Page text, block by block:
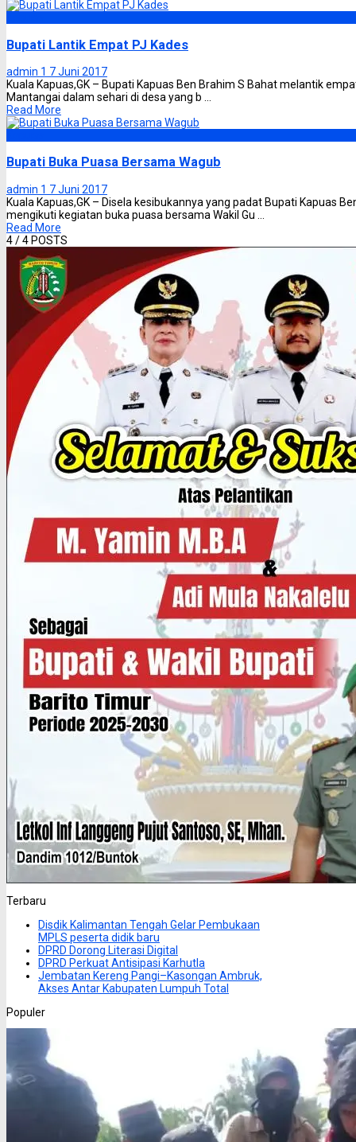
Bupati Lantik Empat PJ Kades
admin 1 7 Juni 2017
Kuala Kapuas,GK – Bupati Kapuas Ben Brahim S Bahat melantik
Mantangai dalam sehari di desa yang b ...
Read More
Bupati Buka Puasa Bersama Wagub
admin 1 7 Juni 2017
Kuala Kapuas,GK – Disela kesibukannya yang padat Bupati Kapuas
mengikuti kegiatan buka puasa bersama Wakil Gu ...
Read More
4/ 4 POSTS
Terbaru
Disdik Kalimantan Tengah Gelar Pembukaan
MPLS peserta didik baru
DPRD Dorong Literasi Digital
DPRD Perkuat Antisipasi Karhutla
Jembatan Kereng Pangi–Kasongan Ambruk,
Akses Antar Kabupaten Lumpuh Total
Populer